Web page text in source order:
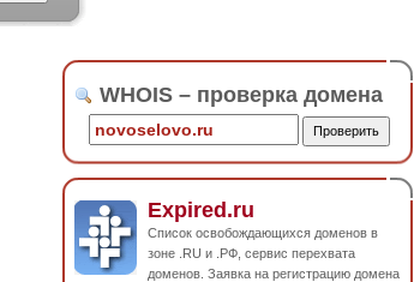
WHOIS – проверка домена
Expired.ru
Список освобождающихся доменов в
зоне .RU и .РФ, сервис перехвата
доменов. Заявка на регистрацию домена